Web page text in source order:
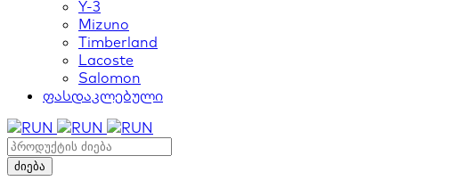
Y-3
Mizuno
Timberland
Lacoste
Salomon
ფასდაკლებული